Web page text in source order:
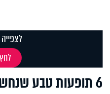
6 תופעות טבע שנחשבות ל'פלאי בריאה'